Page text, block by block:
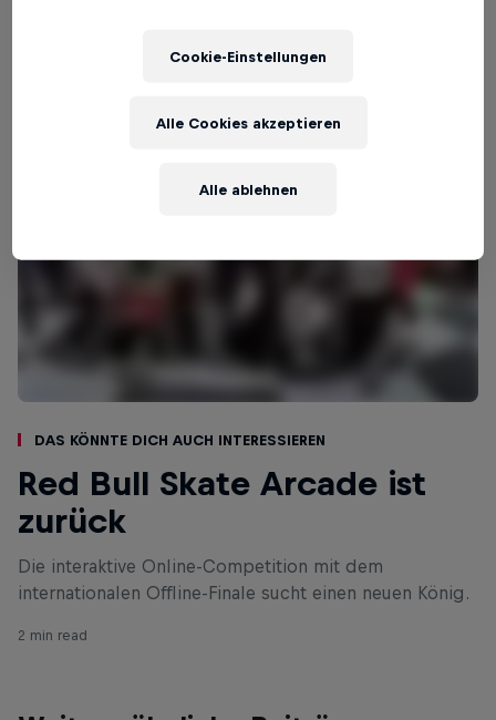
Das könnte dich auch interessieren
Red Bull Skate Arcade ist
zurück
Die interaktive Online-Competition mit dem
internationalen Offline-Finale sucht einen neuen König.
2 min read
Cookie-Einstellungen
Alle ablehnen
Alle Cookies akzeptieren